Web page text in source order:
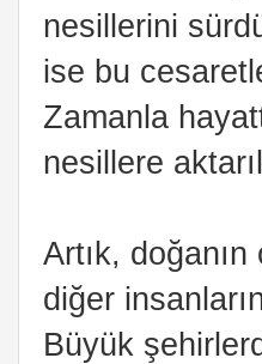
nesillerini
ise bu
Zamanla
nesillere
Artık,
diğer
Büyük